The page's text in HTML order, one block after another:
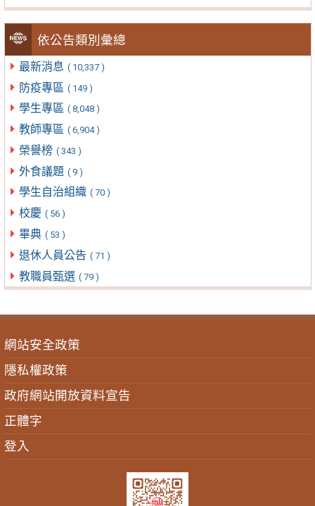
依公告類別彙總
最新消息 ( 10,337 )
防疫專區 ( 149 )
學生專區 ( 8,048 )
教師專區 ( 6,904 )
榮譽榜 ( 343 )
外食議題 ( 9 )
學生自治組織 ( 70 )
校慶 ( 56 )
畢典 ( 53 )
退休人員公告 ( 71 )
教職員甄選 ( 79 )
網站安全政策
隱私權政策
政府網站開放資料宣告
正體字
登入